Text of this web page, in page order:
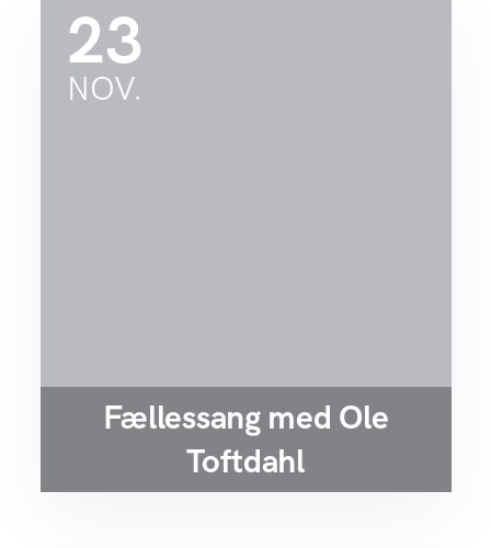
23
NOV.
Fællessang med Ole
Toftdahl